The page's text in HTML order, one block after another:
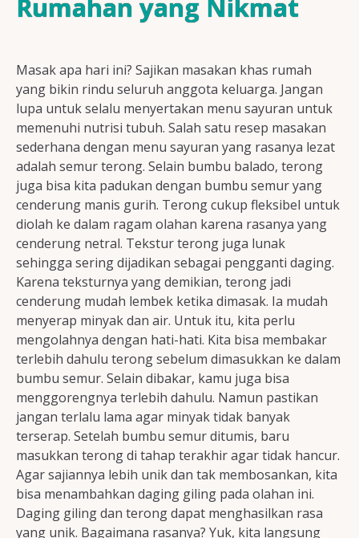
Resep Ikan
Resep Tempe/Tahu
Resep Sayuran
Semua Resep
Rumahan yang Nikmat
Masak apa hari ini? Sajikan masakan khas rumah
yang bikin rindu seluruh anggota keluarga. Jangan
lupa untuk selalu menyertakan menu sayuran untuk
memenuhi nutrisi tubuh. Salah satu resep masakan
sederhana dengan menu sayuran yang rasanya lezat
adalah semur terong. Selain bumbu balado, terong
juga bisa kita padukan dengan bumbu semur yang
cenderung manis gurih. Terong cukup fleksibel untuk
diolah ke dalam ragam olahan karena rasanya yang
cenderung netral. Tekstur terong juga lunak
sehingga sering dijadikan sebagai pengganti daging.
Karena teksturnya yang demikian, terong jadi
cenderung mudah lembek ketika dimasak. Ia mudah
menyerap minyak dan air. Untuk itu, kita perlu
mengolahnya dengan hati-hati. Kita bisa membakar
terlebih dahulu terong sebelum dimasukkan ke dalam
bumbu semur. Selain dibakar, kamu juga bisa
menggorengnya terlebih dahulu. Namun pastikan
jangan terlalu lama agar minyak tidak banyak
terserap. Setelah bumbu semur ditumis, baru
masukkan terong di tahap terakhir agar tidak hancur.
Agar sajiannya lebih unik dan tak membosankan, kita
bisa menambahkan daging giling pada olahan ini.
Daging giling dan terong dapat menghasilkan rasa
yang unik. Bagaimana rasanya? Yuk, kita langsung